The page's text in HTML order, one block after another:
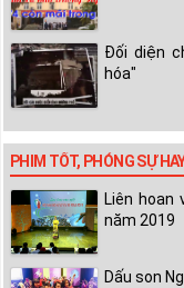
Đối diện
hóa"
PHIM TỐT, PHÓNG SỰ
Liên hoan
năm 2019
Dấu son